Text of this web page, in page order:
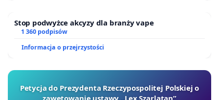
Stop podwyżce akcyzy dla branży vape
1 360 podpisów
Informacja o przejrzystości
Petycja do Prezydenta Rzeczypospolitej Polskiej o